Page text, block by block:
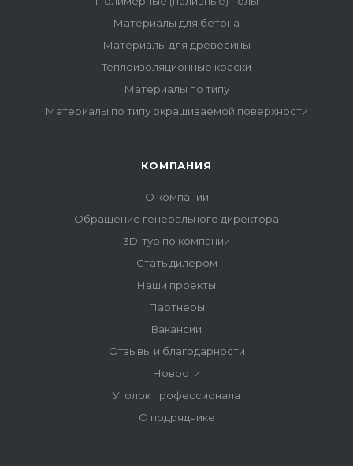
Материалы для бетона
Материалы для древесины
Теплоизоляционные краски
Материалы по типу
Материалы по типу окрашиваемой поверхности
КОМПАНИЯ
О компании
Обращение генерального директора
3D-тур по компании
Стать дилером
Наши проекты
Партнеры
Вакансии
Отзывы и благодарности
Новости
Уголок профессионала
О подрядчике